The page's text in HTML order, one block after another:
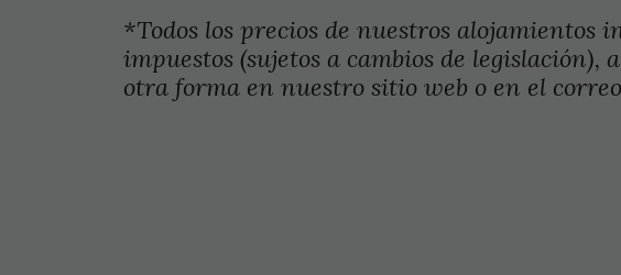
*Todos los precios de nuestros alojamientos
impuestos (sujetos a cambios de legislación),
otra forma en nuestro sitio web o en el